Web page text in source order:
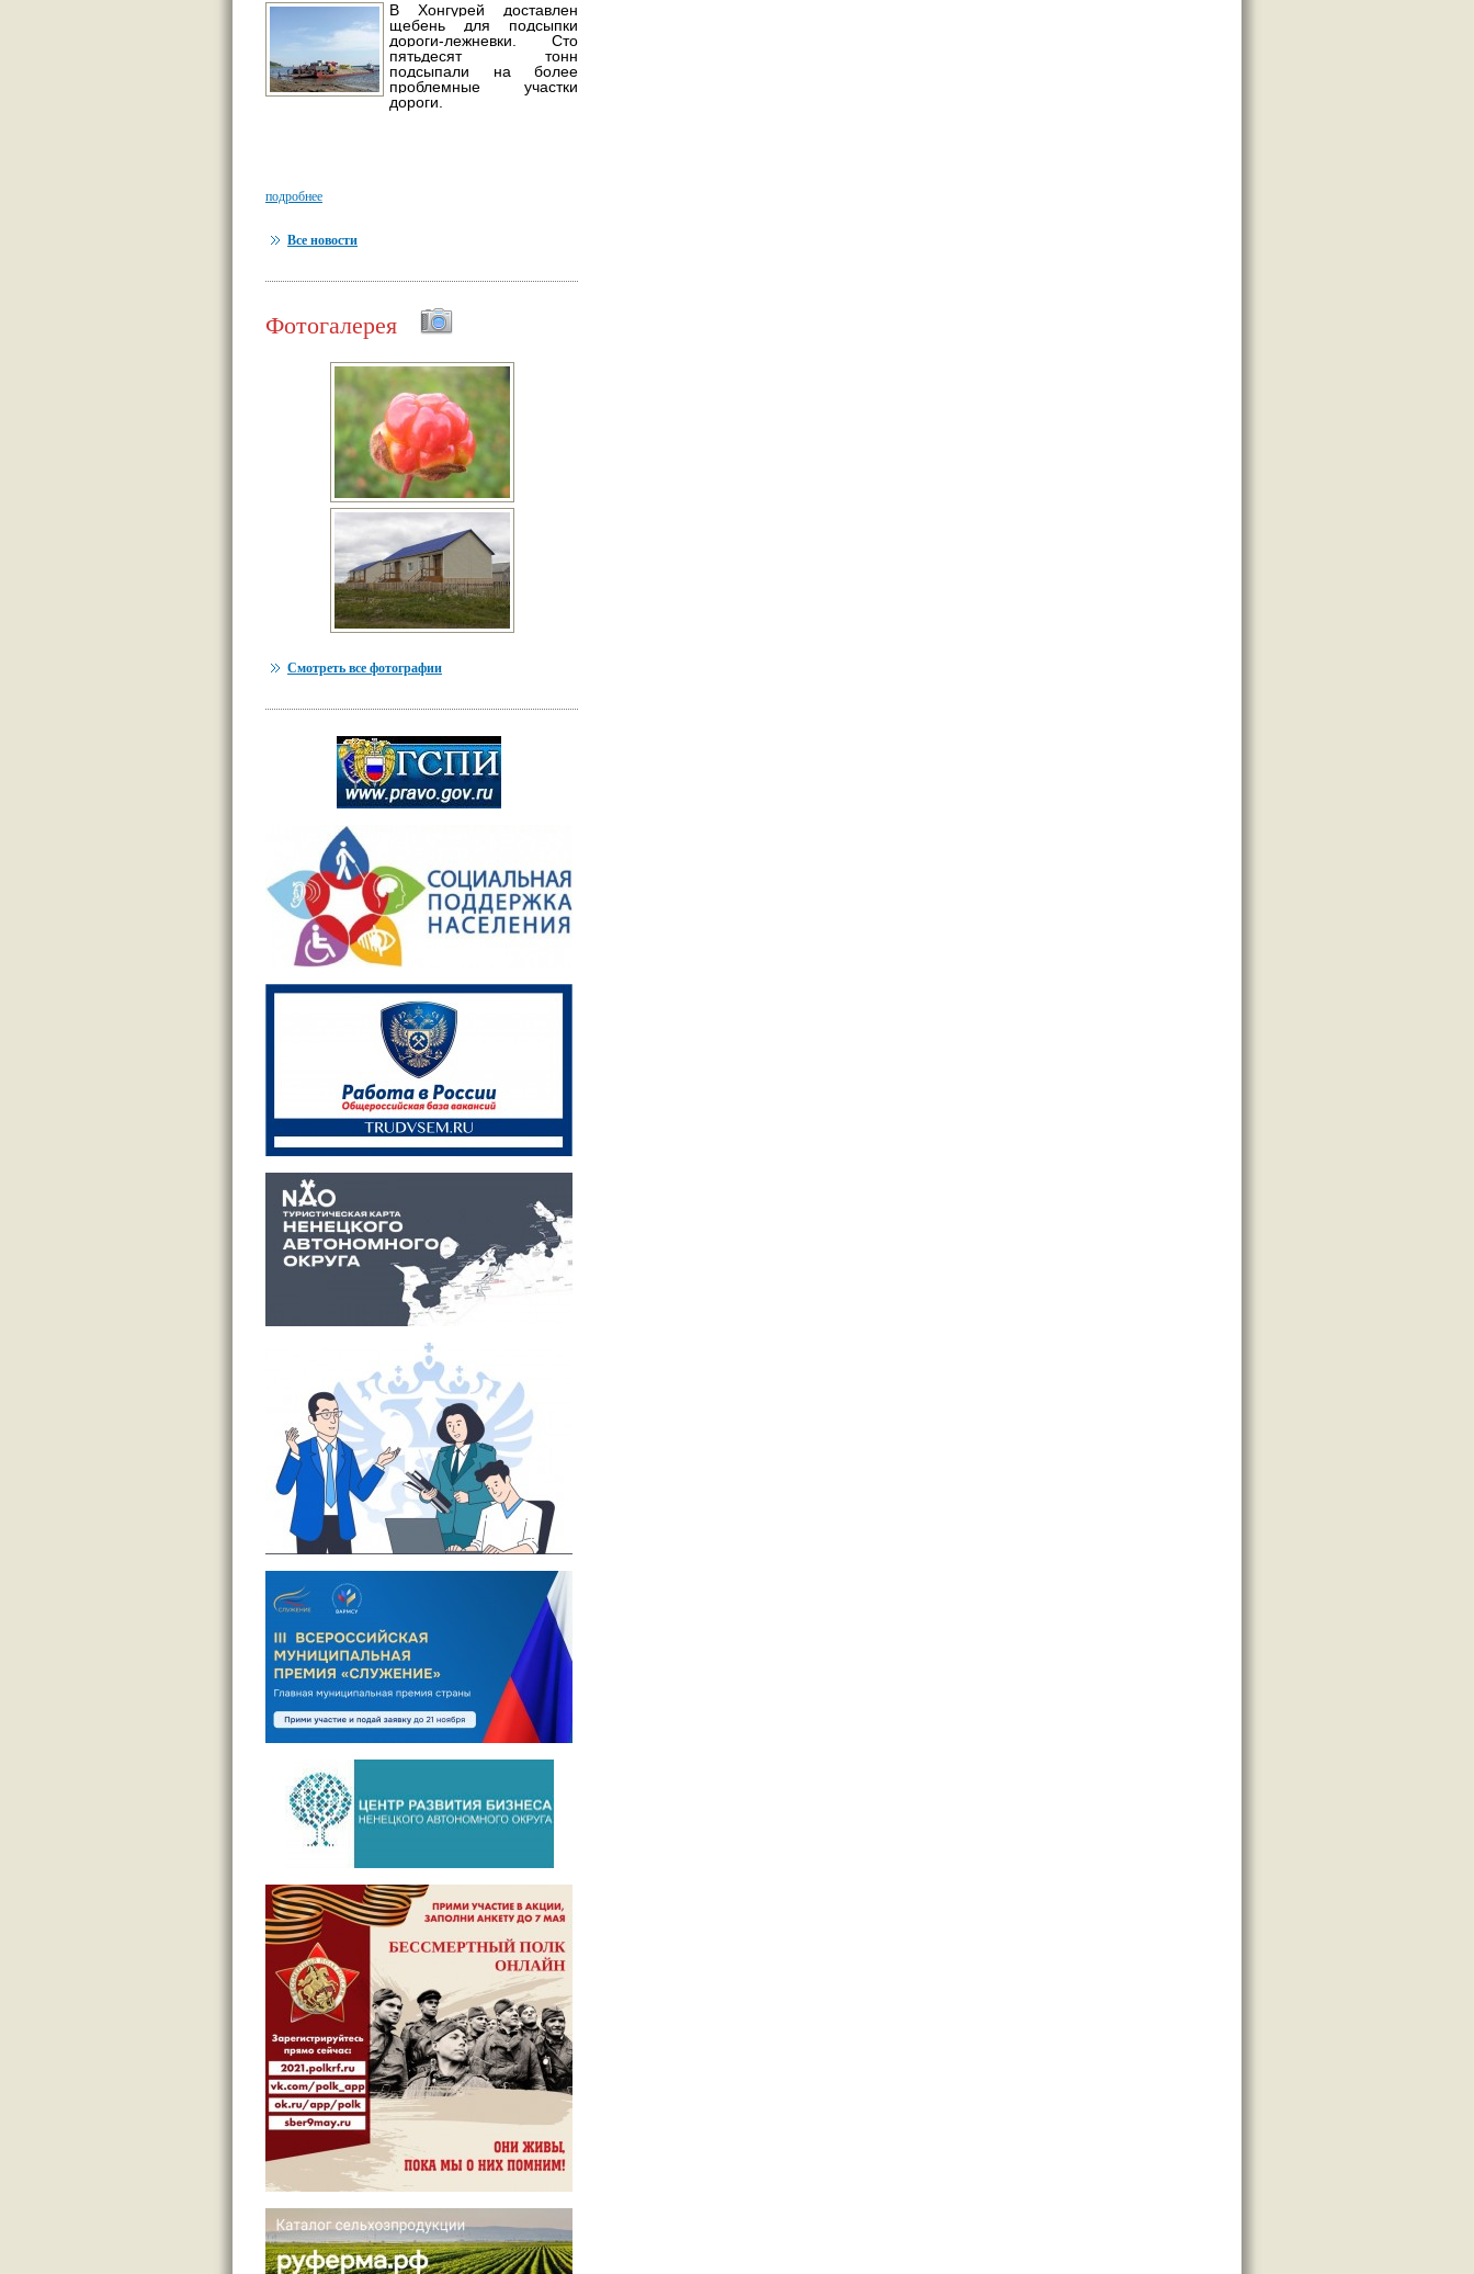
В Хонгурей доставлен
щебень для подсыпки
дороги-лежневки. Сто
пятьдесят тонн
подсыпали на более
проблемные участки
дороги.
подробнее
Все новости
Фотогалерея
Смотреть все фотографии